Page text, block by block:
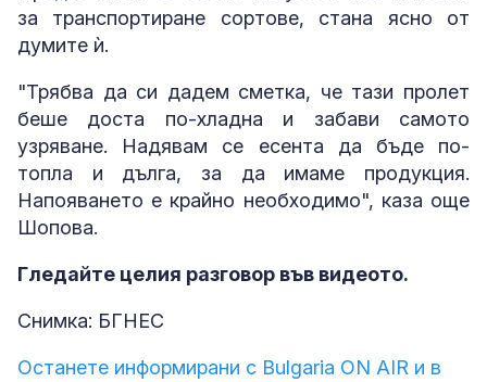
за транспортиране сортове, стана ясно от
думите ѝ.
"Трябва да си дадем сметка, че тази пролет
беше доста по-хладна и забави самото
узряване. Надявам се есента да бъде по-
топла и дълга, за да имаме продукция.
Напояването е крайно необходимо", каза още
Шопова.
Гледайте целия разговор във видеото.
Снимка: БГНЕС
Останете информирани с Bulgaria ON AIR и в